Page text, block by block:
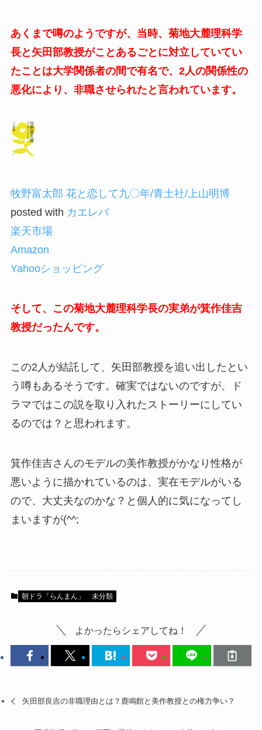
あくまで噂のようですが、当時、菊地大麓理科学
長と矢田部教授がことあるごとに対立していてい
たことは大学関係者の間で有名で、2人の関係性の
悪化により、非職させられたと言われています。
牧野富太郎 花と恋して九〇年/青土社/上山明博
posted with カエレバ
楽天市場
Amazon
Yahooショッピング
そして、この菊地大麓理科学長の実弟が箕作佳吉
教授だったんです。
この2人が結託して、矢田部教授を追い出したとい
う噂もあるそうです。確実ではないのですが、ド
ラマではこの説を取り入れたストーリーにしてい
るのでは？と思われます。
箕作佳吉さんのモデルの美作教授がかなり性格が
悪いように描かれているのは、実在モデルがいる
ので、大丈夫なのかな？と個人的に気になってし
まいますが(^^;
朝ドラ「らんまん」 未分類
よかったらシェアしてね！
矢田部良吉の非職理由とは？鹿鳴館と美作教授との権力争い？